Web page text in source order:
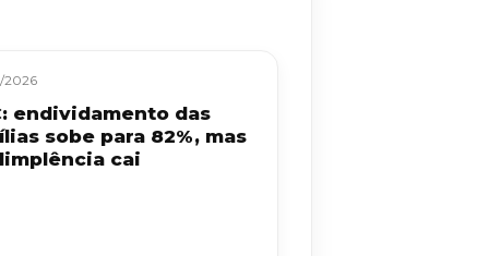
endividamento das
sobe para 82%, mas
cai